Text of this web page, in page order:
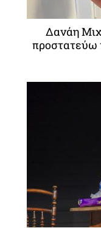
Δανάη
προστατεύω